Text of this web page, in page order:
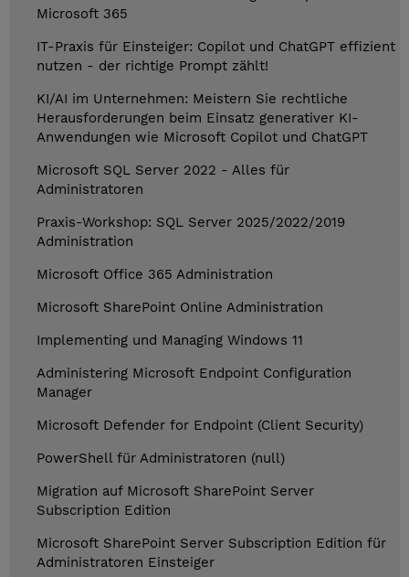
Microsoft 365
IT-Praxis für Einsteiger: Copilot und ChatGPT effizient
nutzen - der richtige Prompt zählt!
KI/AI im Unternehmen: Meistern Sie rechtliche
Herausforderungen beim Einsatz generativer KI-
Anwendungen wie Microsoft Copilot und ChatGPT
Microsoft SQL Server 2022 - Alles für
Administratoren
Praxis-Workshop: SQL Server 2025/2022/2019
Administration
Microsoft Office 365 Administration
Microsoft SharePoint Online Administration
Implementing und Managing Windows 11
Administering Microsoft Endpoint Configuration
Manager
Microsoft Defender for Endpoint (Client Security)
PowerShell für Administratoren (null)
Migration auf Microsoft SharePoint Server
Subscription Edition
Microsoft SharePoint Server Subscription Edition für
Administratoren Einsteiger